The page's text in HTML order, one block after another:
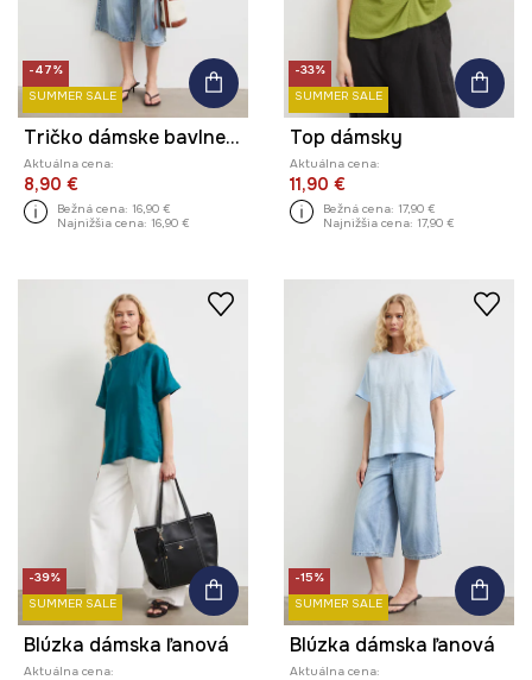
-47%
SUMMER SALE
Tričko dámske bavlnené so zvieracím motívom
Aktuálna cena:
8,90 €
Bežná cena: 16,90 €
Najnižšia cena: 16,90 €
-33%
SUMMER SALE
Top dámsky
Aktuálna cena:
11,90 €
Bežná cena: 17,90 €
Najnižšia cena: 17,90 €
-39%
SUMMER SALE
Blúzka dámska ľanová
Aktuálna cena:
-15%
SUMMER SALE
Blúzka dámska ľanová
Aktuálna cena: